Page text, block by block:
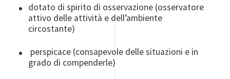
dotato di spirito di osservazione (osservatore
attivo delle attività e dell’ambiente
circostante)
perspicace (consapevole delle situazioni e in
grado di compenderle)